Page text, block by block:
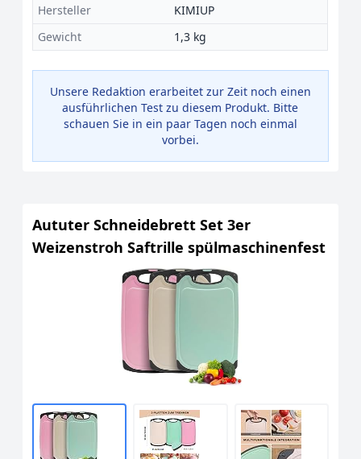
Hersteller
KIMIUP
Gewicht
1,3 kg
Unsere Redaktion erarbeitet zur Zeit noch einen
ausführlichen Test zu diesem Produkt. Bitte
schauen Sie in ein paar Tagen noch einmal
vorbei.
Aututer Schneidebrett Set 3er
Weizenstroh Saftrille spülmaschinenfest